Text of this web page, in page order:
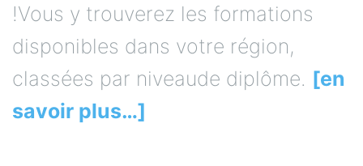
!Vous y trouverez les formations
disponibles dans votre région,
classées par niveaude diplôme. [en
savoir plus…]